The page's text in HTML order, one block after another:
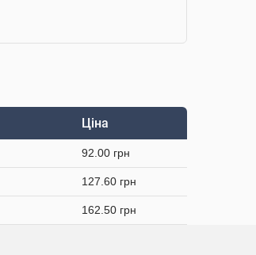
Ціна
92.00 грн
127.60 грн
162.50 грн